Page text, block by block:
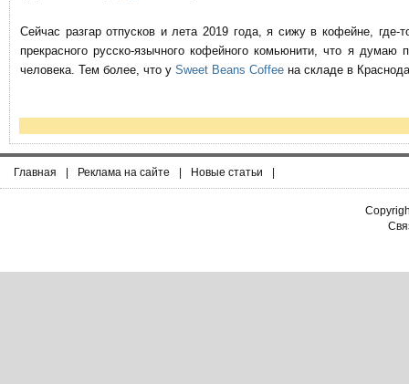
Сейчас разгар отпусков и лета 2019 года, я сижу в кофейне,
прекрасного русско-язычного кофейного комьюнити, что я
человека. Тем более, что у Sweet Beans Coffee на складе в
Главная | Реклама на сайте | Новые статьи |